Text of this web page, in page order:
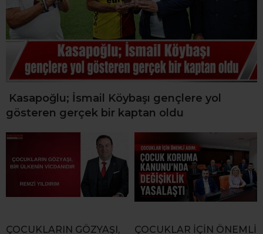
Kasapoğlu; İsmail Köybaşı gençlere yol
gösteren gerçek bir kaptan oldu
ÇOCUKLARIN GÖZYAŞI,
ÇOCUKLAR İÇİN ÖNEMLİ